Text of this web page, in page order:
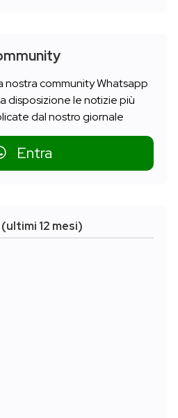
nostra community Whatsapp
disposizione le notizie più
dal nostro giornale
Entra
12 mesi)